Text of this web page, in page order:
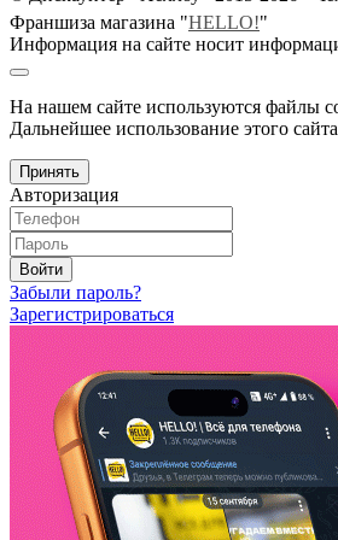
Франшиза магазина "HELLO!"
Информация на сайте носит
На нашем сайте используются файлы
Дальнейшее использование этого
Принять
Авторизация
Войти
Забыли пароль?
Зарегистрироваться